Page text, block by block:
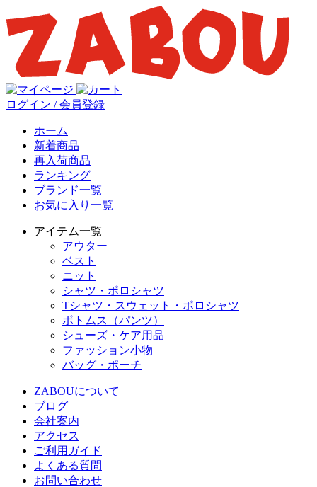
ログイン / 会員登録
ホーム
新着商品
再入荷商品
ランキング
ブランド一覧
お気に入り一覧
アイテム一覧
アウター
ベスト
ニット
シャツ・ポロシャツ
Tシャツ・スウェット・ポロシャツ
ボトムス（パンツ）
シューズ・ケア用品
ファッション小物
バッグ・ポーチ
ZABOUについて
ブログ
会社案内
アクセス
ご利用ガイド
よくある質問
お問い合わせ